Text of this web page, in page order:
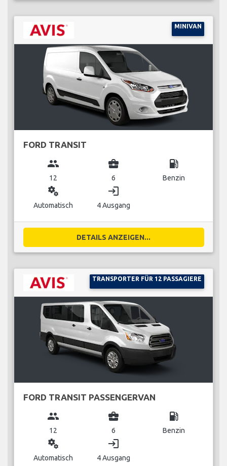
MINIVAN
FORD TRANSIT
group
12
business_center
6
local_gas_station
Benzin
miscellaneous_services
Automatisch
login
4 Ausgang
DETAILS ANZEIGEN...
TRANSPORTER FÜR 12 PASSAGIERE
FORD TRANSIT PASSENGERVAN
group
12
business_center
6
local_gas_station
Benzin
miscellaneous_services
Automatisch
login
4 Ausgang